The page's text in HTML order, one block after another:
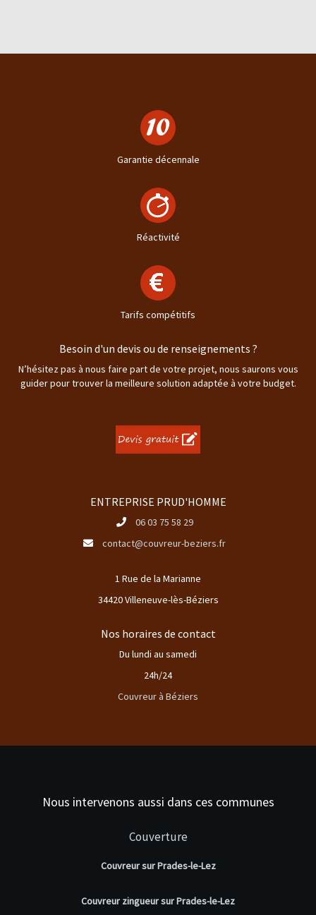
Garantie décennale
Réactivité
Tarifs compétitifs
Besoin d'un devis ou de renseignements ?
N’hésitez pas à nous faire part de votre projet, nous saurons vous
guider pour trouver la meilleure solution adaptée à votre budget.
ENTREPRISE PRUD'HOMME
06 03 75 58 29
contact@couvreur-beziers.fr
1 Rue de la Marianne
34420 Villeneuve-lès-Béziers
Nos horaires de contact
Du lundi au samedi
24h/24
Couvreur à Béziers
Nous intervenons aussi dans ces communes
Couverture
Couvreur sur Prades-le-Lez
Couvreur zingueur sur Prades-le-Lez